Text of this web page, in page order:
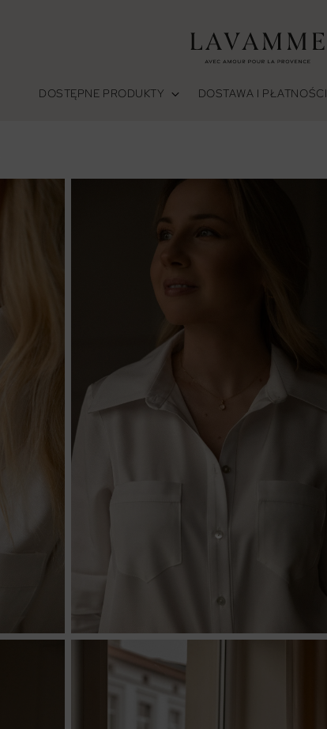
DOSTĘPNE PRODUKTY DOSTAWA I PŁATNOŚCI